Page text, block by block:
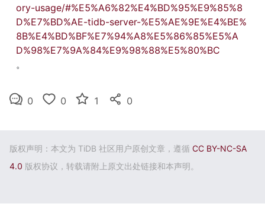
ory-usage/#%E5%A6%82%E4%BD%95%E9%85%8
D%E7%BD%AE-tidb-server-%E5%AE%9E%E4%BE%
8B%E4%BD%BF%E7%94%A8%E5%86%85%E5%A
D%98%E7%9A%84%E9%98%88%E5%80%BC
。
0 0 1 0
版权声明：本文为 TiDB 社区用户原创文章，遵循 CC BY-NC-SA
4.0 版权协议，转载请附上原文出处链接和本声明。